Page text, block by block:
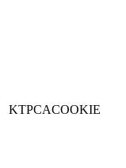
KTPCACOOKIE